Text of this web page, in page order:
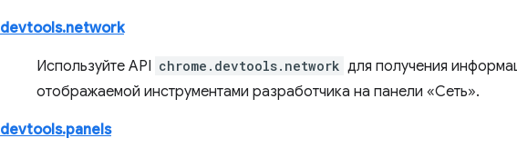
devtools.network
Используйте API chrome.devtools.network для получения
отображаемой инструментами разработчика на панели «Сеть».
devtools.panels